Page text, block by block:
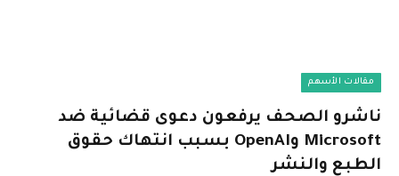
مقالات الأسهم
ناشرو الصحف يرفعون دعوى قضائية ضد
Microsoft وOpenAI بسبب انتهاك حقوق
الطبع والنشر